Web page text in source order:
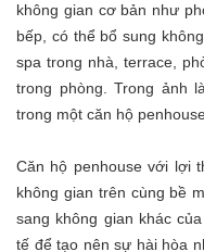
không gian cơ bản như
bếp, có thể bổ sung
spa trong nhà, terrace,
trong phòng. Trong ảnh
trong một căn hộ
Căn hộ penhouse với lợi
không gian trên cùng bề
sang không gian khác
tế để tạo nên sự hài hòa